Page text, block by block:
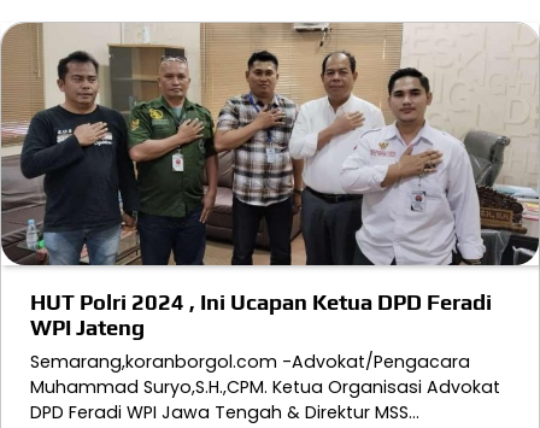
HUT Polri 2024 , Ini Ucapan Ketua DPD Feradi
WPI Jateng
Semarang,koranborgol.com -Advokat/Pengacara
Muhammad Suryo,S.H.,CPM. Ketua Organisasi Advokat
DPD Feradi WPI Jawa Tengah & Direktur MSS…